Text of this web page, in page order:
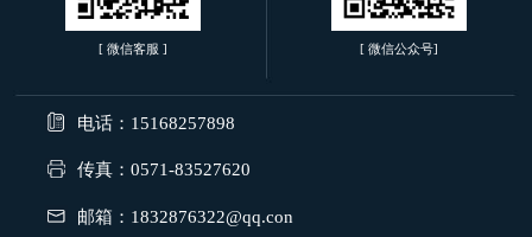
[ 微信客服 ] [ 微信公众号]
电话：15168257898
传真：0571-83527620
邮箱：1832876322@qq.con